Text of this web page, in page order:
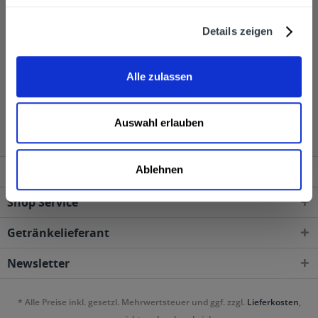
Details zeigen
Alle zulassen
Auswahl erlauben
Ablehnen
Getränkeservice bestellt werden. Die Getränke werden
Osborne wird in den folgenden Regionen, Städten,
Orten und Postleitzahl-Gebieten geliefert
Shop Service
Getränkelieferant
Newsletter
* Alle Preise inkl. gesetzl. Mehrwertsteuer und ggf. zzgl. Lieferkosten,